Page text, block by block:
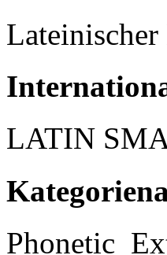
LATIN